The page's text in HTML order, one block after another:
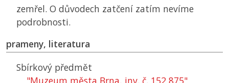
zemřel. O důvodech zatčení zatím nevíme
podrobnosti.
prameny, literatura
Sbírkový předmět